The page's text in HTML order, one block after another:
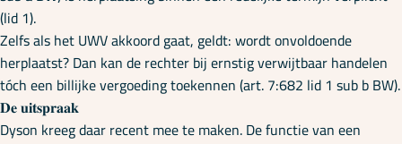
(lid 1).
Zelfs als het UWV akkoord gaat, geldt: wordt onvoldoende
herplaatst? Dan kan de rechter bij ernstig verwijtbaar handelen
tóch een billijke vergoeding toekennen (art. 7:682 lid 1 sub b BW).
𝐃𝐞 𝐮𝐢𝐭𝐬𝐩𝐫𝐚𝐚𝐤
Dyson kreeg daar recent mee te maken. De functie van een